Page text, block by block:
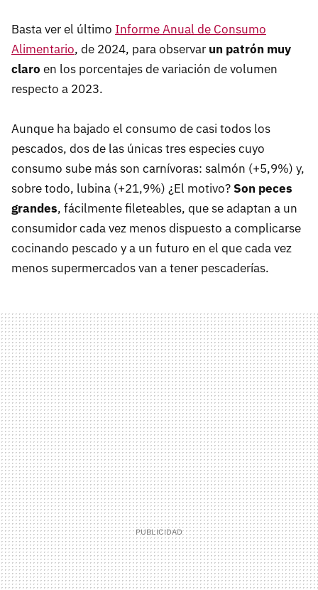
Basta ver el último Informe Anual de Consumo
Alimentario, de 2024, para observar un patrón muy
claro en los porcentajes de variación de volumen
respecto a 2023.
Aunque ha bajado el consumo de casi todos los
pescados, dos de las únicas tres especies cuyo
consumo sube más son carnívoras: salmón (+5,9%) y,
sobre todo, lubina (+21,9%) ¿El motivo? Son peces
grandes, fácilmente fileteables, que se adaptan a un
consumidor cada vez menos dispuesto a complicarse
cocinando pescado y a un futuro en el que cada vez
menos supermercados van a tener pescaderías.